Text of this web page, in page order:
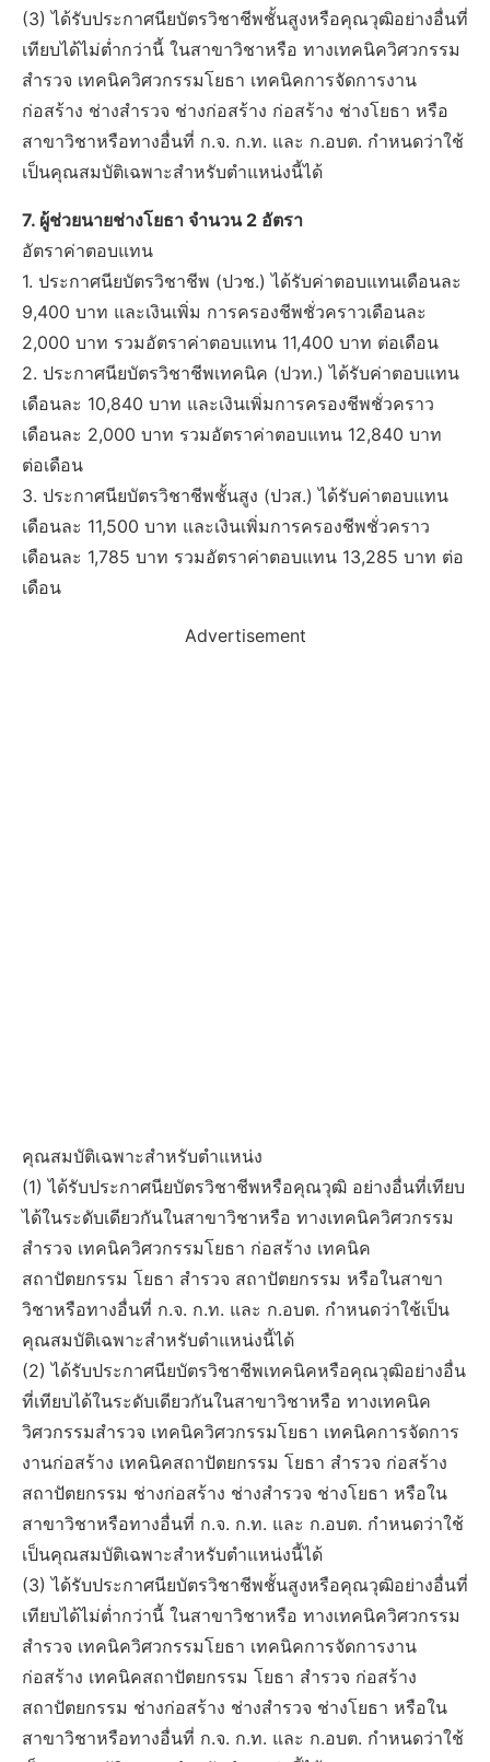
(3) ได้รับประกาศนียบัตรวิชาชีพชั้นสูงหรือคุณวุฒิอย่างอื่นที่
เทียบได้ไม่ต่ำกว่านี้ ในสาขาวิชาหรือ ทางเทคนิควิศวกรรม
สำรวจ เทคนิควิศวกรรมโยธา เทคนิคการจัดการงาน
ก่อสร้าง ช่างสำรวจ ช่างก่อสร้าง ก่อสร้าง ช่างโยธา หรือ
สาขาวิชาหรือทางอื่นที่ ก.จ. ก.ท. และ ก.อบต. กำหนดว่าใช้
เป็นคุณสมบัติเฉพาะสำหรับตำแหน่งนี้ได้
7. ผู้ช่วยนายช่างโยธา จำนวน 2 อัตรา
อัตราค่าตอบแทน
1. ประกาศนียบัตรวิชาชีพ (ปวช.) ได้รับค่าตอบแทนเดือนละ
9,400 บาท และเงินเพิ่ม การครองชีพชั่วคราวเดือนละ
2,000 บาท รวมอัตราค่าตอบแทน 11,400 บาท ต่อเดือน
2. ประกาศนียบัตรวิชาชีพเทคนิค (ปวท.) ได้รับค่าตอบแทน
เดือนละ 10,840 บาท และเงินเพิ่มการครองชีพชั่วคราว
เดือนละ 2,000 บาท รวมอัตราค่าตอบแทน 12,840 บาท
ต่อเดือน
3. ประกาศนียบัตรวิชาชีพชั้นสูง (ปวส.) ได้รับค่าตอบแทน
เดือนละ 11,500 บาท และเงินเพิ่มการครองชีพชั่วคราว
เดือนละ 1,785 บาท รวมอัตราค่าตอบแทน 13,285 บาท ต่อ
เดือน
Advertisement
คุณสมบัติเฉพาะสำหรับตำแหน่ง
(1) ได้รับประกาศนียบัตรวิชาชีพหรือคุณวุฒิ อย่างอื่นที่เทียบ
ได้ในระดับเดียวกันในสาขาวิชาหรือ ทางเทคนิควิศวกรรม
สำรวจ เทคนิควิศวกรรมโยธา ก่อสร้าง เทคนิค
สถาปัตยกรรม โยธา สำรวจ สถาปัตยกรรม หรือในสาขา
วิชาหรือทางอื่นที่ ก.จ. ก.ท. และ ก.อบต. กำหนดว่าใช้เป็น
คุณสมบัติเฉพาะสำหรับตำแหน่งนี้ได้
(2) ได้รับประกาศนียบัตรวิชาชีพเทคนิคหรือคุณวุฒิอย่างอื่น
ที่เทียบได้ในระดับเดียวกันในสาขาวิชาหรือ ทางเทคนิค
วิศวกรรมสำรวจ เทคนิควิศวกรรมโยธา เทคนิคการจัดการ
งานก่อสร้าง เทคนิคสถาปัตยกรรม โยธา สำรวจ ก่อสร้าง
สถาปัตยกรรม ช่างก่อสร้าง ช่างสำรวจ ช่างโยธา หรือใน
สาขาวิชาหรือทางอื่นที่ ก.จ. ก.ท. และ ก.อบต. กำหนดว่าใช้
เป็นคุณสมบัติเฉพาะสำหรับตำแหน่งนี้ได้
(3) ได้รับประกาศนียบัตรวิชาชีพชั้นสูงหรือคุณวุฒิอย่างอื่นที่
เทียบได้ไม่ต่ำกว่านี้ ในสาขาวิชาหรือ ทางเทคนิควิศวกรรม
สำรวจ เทคนิควิศวกรรมโยธา เทคนิคการจัดการงาน
ก่อสร้าง เทคนิคสถาปัตยกรรม โยธา สำรวจ ก่อสร้าง
สถาปัตยกรรม ช่างก่อสร้าง ช่างสำรวจ ช่างโยธา หรือใน
สาขาวิชาหรือทางอื่นที่ ก.จ. ก.ท. และ ก.อบต. กำหนดว่าใช้